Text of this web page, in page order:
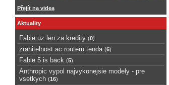
Přejít na videa
Aktuality
Fable uz len za kredity (0)
zranitelnost ac routerů tenda (6)
Fable 5 is back (5)
Anthropic vypol najvykonejsie modely - pre
vsetkych (16)